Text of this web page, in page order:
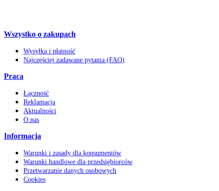
Wszystko o zakupach
Wysyłka i płatność
Najczęściej zadawane pytania (FAQ)
Praca
Łączność
Reklamacja
Aktualności
O nas
Informacja
Warunki i zasady dla konsumentów
Warunki handlowe dla przedsiębiorców
Przetwarzanie danych osobowych
Cookies